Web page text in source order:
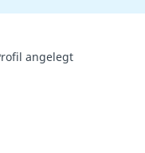
angelegt